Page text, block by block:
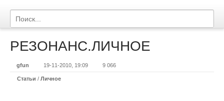
РЕЗОНАНС.ЛИЧНОЕ
gfun 19-11-2010, 19:09 9 066
Статьи / Личное